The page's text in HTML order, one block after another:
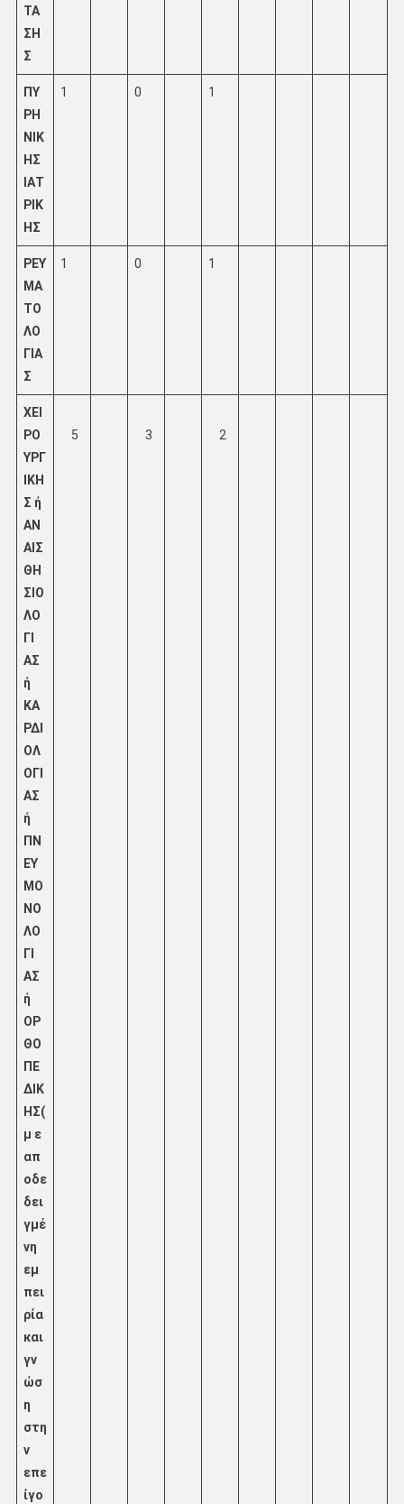
ΤΑ
ΣΗ
Σ
ΠΥ
ΡΗ
ΝΙΚ
ΗΣ
ΙΑΤ
ΡΙΚ
ΗΣ
1 0 1
ΡΕΥ
ΜΑ
ΤΟ
ΛΟ
ΓΙΑ
Σ
1 0 1
ΧΕΙ
ΡΟ
ΥΡΓ
ΙΚΗ
Σ ή
ΑΝ
ΑΙΣ
ΘΗ
ΣΙΟ
ΛΟ
ΓΙ
ΑΣ
ή
ΚΑ
ΡΔΙ
ΟΛ
ΟΓΙ
ΑΣ
ή
ΠΝ
ΕΥ
ΜΟ
ΝΟ
ΛΟ
ΓΙ
ΑΣ
ή
ΟΡ
ΘΟ
ΠΕ
ΔΙΚ
ΗΣ(
μ ε
απ
οδε
δει
γμέ
νη
εμ
πει
ρία
και
γν
ώσ
η
στη
ν
επε
ίγο
5 3 2